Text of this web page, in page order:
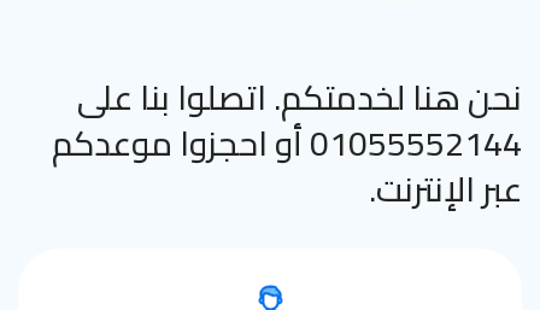
نحن هنا لخدمتكم. اتصلوا بنا على
01055552144 أو احجزوا موعدكم
عبر الإنترنت.